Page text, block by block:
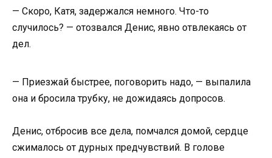
— Скоро, Катя, задержался немного. Что-то
случилось? — отозвался Денис, явно отвлекаясь от
дел.
— Приезжай быстрее, поговорить надо, — выпалила
она и бросила трубку, не дожидаясь допросов.
Денис, отбросив все дела, помчался домой, сердце
сжималось от дурных предчувствий. В голове